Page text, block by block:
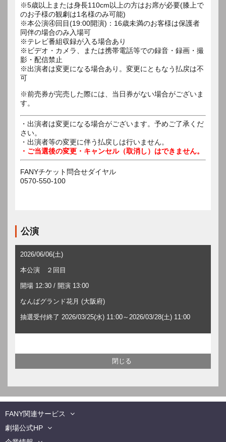
※5歳以上または身長110cm以上の方はお席が必要(膝上で
のお子様の観劇は1名様のみ可能)
※本公演④回目(19:00開演)：16歳未満のお客様は保護者
同伴の場合のみ入場可
※テレビ番組収録が入る場合あり
※ビデオ・カメラ、または携帯電話等での録音・録画・撮
影・配信禁止
※出演者は変更になる場合あり。変更にともなう払戻は不
可
※前売券が完売した際には、当日券がない場合がございま
す。
・出演者は変更になる場合がございます。予めご了承くだ
さい。
・出演者等の変更に伴う払戻しは行いません。
・ご当選後の変更・キャンセル（取消し）はできません。
FANYチケット問合せダイヤル
0570-550-100
公演
2026/06/06(土)
本公演 ２回目
開場 12:30 / 開演 13:00
なんばグランド花月 (大阪府)
抽選受付終了 2026/03/25(水) 11:00～2026/03/28(土) 11:00
FANY関連サービス
劇場公式HP